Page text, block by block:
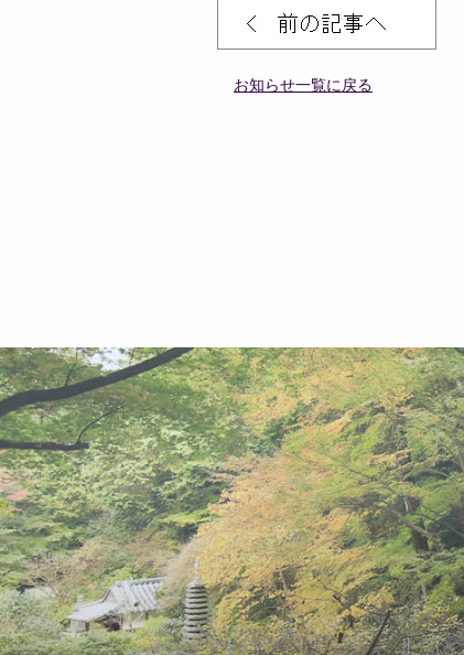
お知らせ一覧に戻る